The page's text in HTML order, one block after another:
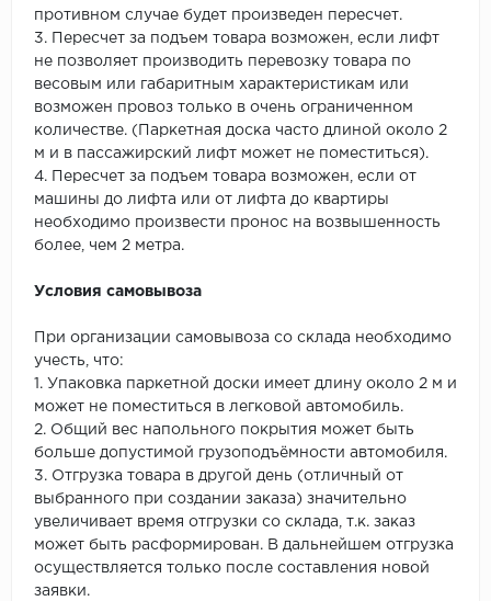
противном случае будет произведен пересчет.
3. Пересчет за подъем товара возможен, если лифт
не позволяет производить перевозку товара по
весовым или габаритным характеристикам или
возможен провоз только в очень ограниченном
количестве. (Паркетная доска часто длиной около 2
м и в пассажирский лифт может не поместиться).
4. Пересчет за подъем товара возможен, если от
машины до лифта или от лифта до квартиры
необходимо произвести пронос на возвышенность
более, чем 2 метра.
Условия самовывоза
При организации самовывоза со склада необходимо
учесть, что:
1. Упаковка паркетной доски имеет длину около 2 м и
может не поместиться в легковой автомобиль.
2. Общий вес напольного покрытия может быть
больше допустимой грузоподъёмности автомобиля.
3. Отгрузка товара в другой день (отличный от
выбранного при создании заказа) значительно
увеличивает время отгрузки со склада, т.к. заказ
может быть расформирован. В дальнейшем отгрузка
осуществляется только после составления новой
заявки.